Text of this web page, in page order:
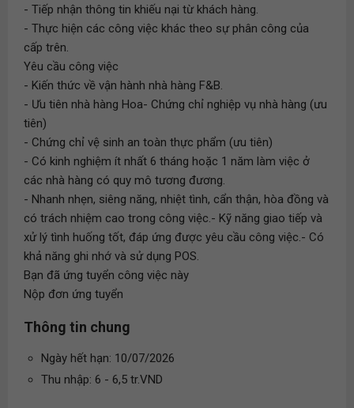
- Tiếp nhận thông tin khiếu nại từ khách hàng.
- Thực hiện các công việc khác theo sự phân công của
cấp trên.
Yêu cầu công việc
- Kiến thức về vận hành nhà hàng F&B.
- Ưu tiên nhà hàng Hoa- Chứng chỉ nghiệp vụ nhà hàng (ưu
tiên)
- Chứng chỉ vệ sinh an toàn thực phẩm (ưu tiên)
- Có kinh nghiệm ít nhất 6 tháng hoặc 1 năm làm việc ở
các nhà hàng có quy mô tương đương.
- Nhanh nhẹn, siêng năng, nhiệt tình, cẩn thận, hòa đồng và
có trách nhiệm cao trong công việc.- Kỹ năng giao tiếp và
xử lý tình huống tốt, đáp ứng được yêu cầu công việc.- Có
khả năng ghi nhớ và sử dụng POS.
Bạn đã ứng tuyển công việc này
Nộp đơn ứng tuyển
Thông tin chung
Ngày hết hạn: 10/07/2026
Thu nhập: 6 - 6,5 tr.VND